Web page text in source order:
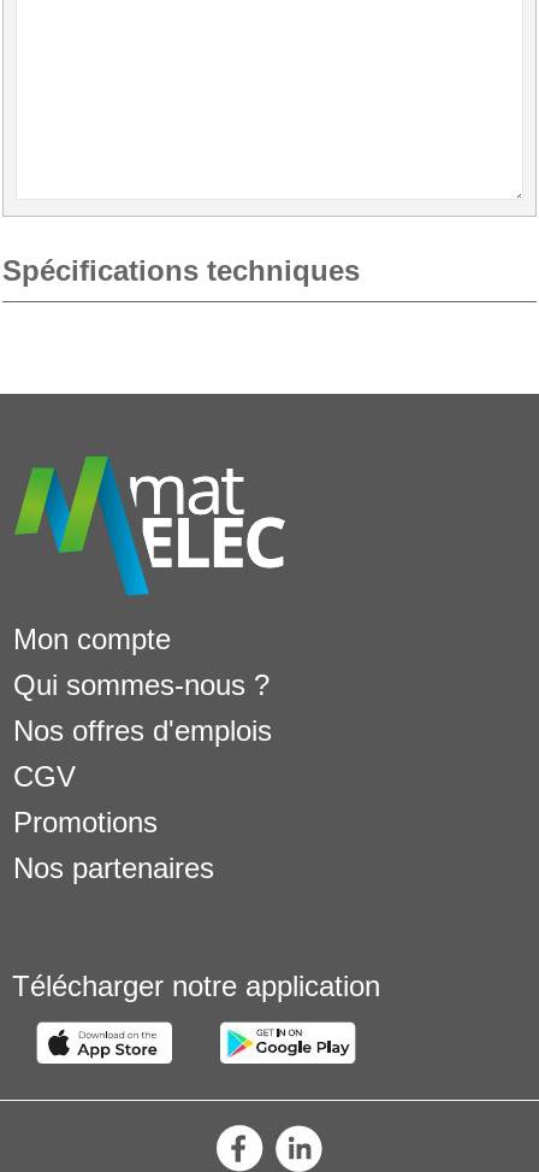
Spécifications techniques
Mon compte
Qui sommes-nous ?
Nos offres d'emplois
CGV
Promotions
Nos partenaires
Télécharger notre application